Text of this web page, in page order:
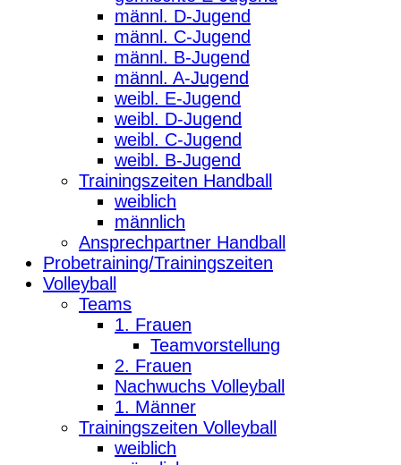
männl. D-Jugend
männl. C-Jugend
männl. B-Jugend
männl. A-Jugend
weibl. E-Jugend
weibl. D-Jugend
weibl. C-Jugend
weibl. B-Jugend
Trainingszeiten Handball
weiblich
männlich
Ansprechpartner Handball
Probetraining/Trainingszeiten
Volleyball
Teams
1. Frauen
Teamvorstellung
2. Frauen
Nachwuchs Volleyball
1. Männer
Trainingszeiten Volleyball
weiblich